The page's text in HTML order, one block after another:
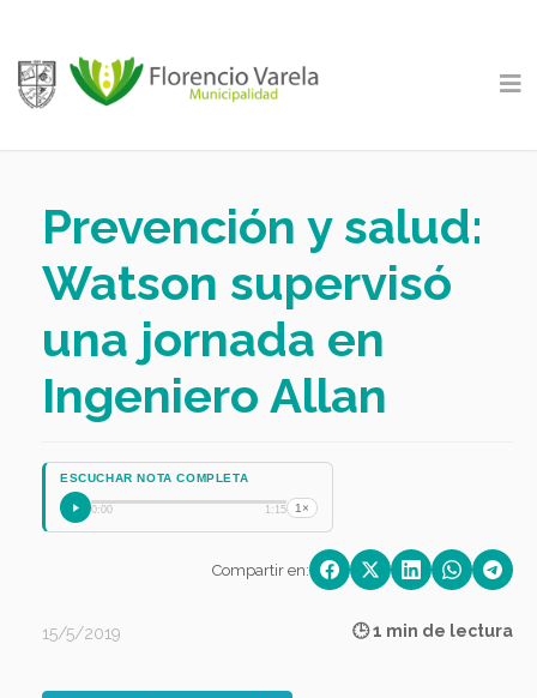
Prevención y salud:
Watson supervisó
una jornada en
Ingeniero Allan
ESCUCHAR NOTA COMPLETA
0:00 1:15 1×
Compartir en:
15/5/2019 🕒 1 min de lectura